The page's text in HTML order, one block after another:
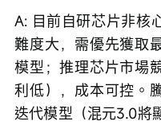
A: 目前自研芯片非核
難度大，需優先獲取
模型；推理芯片市場
利低），成本可控。
迭代模型（混元3.0將